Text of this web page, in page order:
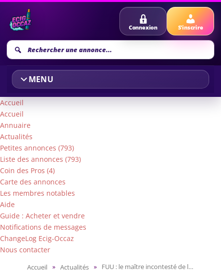
Recherche
annonce
Connexion S'inscrire
MENU
Accueil
Accueil
Annuaire
Actualités
Petites annonces (793)
Liste des annonces (793)
Coin des Pros (4)
Carte des annonces
Les membres notables
Aide
Guide : Acheter et vendre
Notifications de messages
ChangeLog Ecig-Occaz
Nous contacter
Accueil » Actualités » FUU : le maître incontesté de l’e-liquide 100% français